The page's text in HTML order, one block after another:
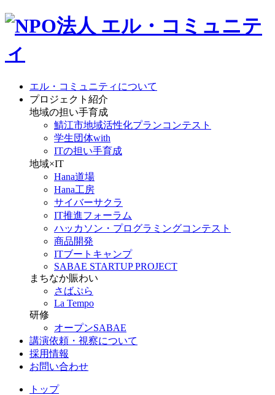
エル・コミュニティについて
プロジェクト紹介
地域の担い手育成
鯖江市地域活性化プランコンテスト
学生団体with
ITの担い手育成
地域×IT
Hana道場
Hana工房
サイバーサクラ
IT推進フォーラム
ハッカソン・プログラミングコンテスト
商品開発
ITブートキャンプ
SABAE STARTUP PROJECT
まちなか賑わい
さばぷら
La Tempo
研修
オープンSABAE
講演依頼・視察について
採用情報
お問い合わせ
トップ